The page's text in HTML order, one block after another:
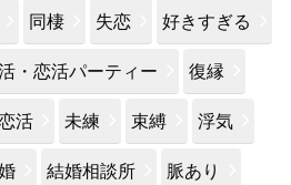
同棲 失恋 好きすぎる
・恋活パーティー 復縁
活 未練 束縛 浮気
結婚相談所 脈あり